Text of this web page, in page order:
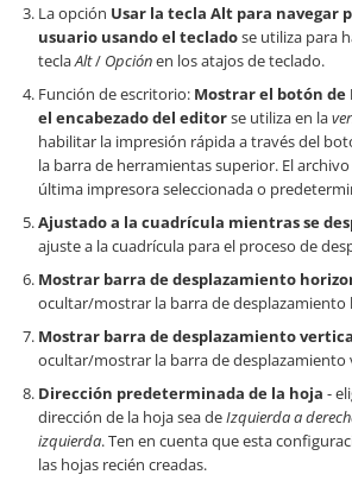
La opción Usar la tecla Alt para navegar
usuario usando el tecladose utiliza para
teclaAlt/ Opciónen los atajos de teclado.
Función de escritorio: Mostrar el botón de
el encabezado del editorse utiliza en la
habilitar la impresión rápida a través del
la barra de herramientas superior. El
última impresora seleccionada o
Ajustado a la cuadrícula mientras se
ajuste a la cuadrícula para el proceso de
Mostrar barra de desplazamiento
ocultar/mostrar la barra de desplazamiento
Mostrar barra de desplazamiento
ocultar/mostrar la barra de desplazamiento
Dirección predeterminada de la hoja -
dirección de la hoja sea deIzquierda a
izquierda. Ten en cuenta que esta
las hojas recién creadas.